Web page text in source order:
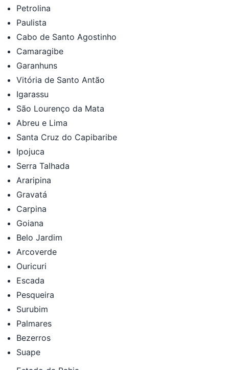
Petrolina
Paulista
Cabo de Santo Agostinho
Camaragibe
Garanhuns
Vitória de Santo Antão
Igarassu
São Lourenço da Mata
Abreu e Lima
Santa Cruz do Capibaribe
Ipojuca
Serra Talhada
Araripina
Gravatá
Carpina
Goiana
Belo Jardim
Arcoverde
Ouricuri
Escada
Pesqueira
Surubim
Palmares
Bezerros
Suape